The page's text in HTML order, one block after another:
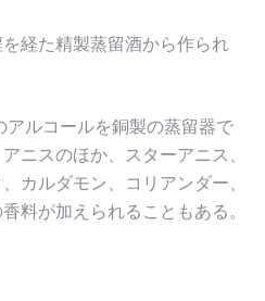
経た精製蒸留酒から作られ
ルコールを銅製の蒸留器で
ニスのほか、スターアニス、
カルダモン、コリアンダー、
料が加えられることもある。